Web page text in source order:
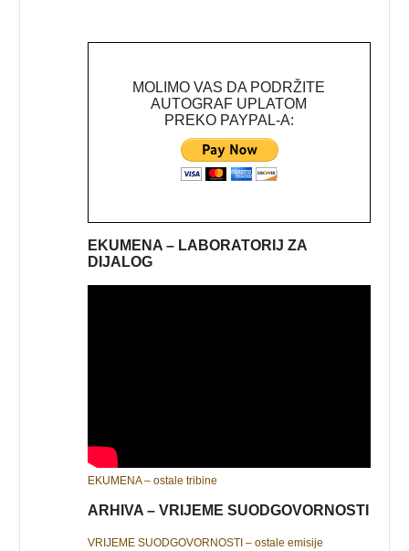
MOLIMO VAS DA PODRŽITE
AUTOGRAF UPLATOM
PREKO PAYPAL-A:
EKUMENA – LABORATORIJ ZA
DIJALOG
EKUMENA – ostale tribine
ARHIVA – VRIJEME SUODGOVORNOSTI
VRIJEME SUODGOVORNOSTI – ostale emisije